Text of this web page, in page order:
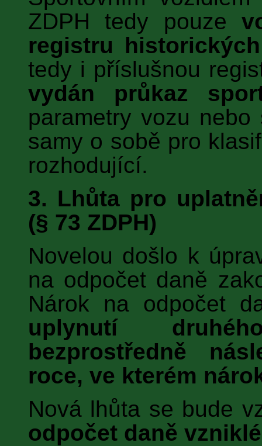
ZDPH tedy pouze
registru
tedy i příslušnou
vydán průkaz
parametry vozu
samy o sobě pro
rozhodující.
3. Lhůta pro
(§ 73 ZDPH)
Novelou došlo k
na odpočet daně
Nárok na odpočet
uplynutí
bezprostředně
roce, ve kterém
Nová lhůta se bude
odpočet daně